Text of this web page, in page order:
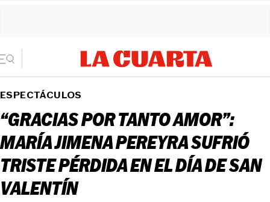
ESPECTÁCULOS
“GRACIAS POR TANTO AMOR”:
MARÍA JIMENA PEREYRA SUFRIÓ
TRISTE PÉRDIDA EN EL DÍA DE SAN
VALENTÍN